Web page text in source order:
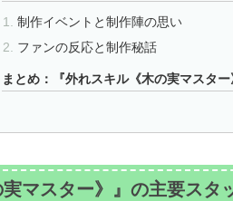
制作イベントと制作陣の思い
ファンの反応と制作秘話
まとめ：『外れスキル《木の実マスタ
実マスター》』の主要スタ